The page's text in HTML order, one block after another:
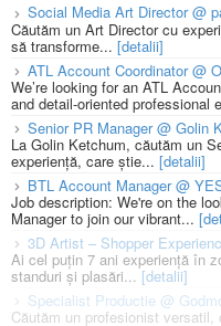
Social Media Art Director @
Căutăm un Art Director cu
să transforme... [detalii]
ATL Account Coordinator @
We’re looking for an ATL
and detail-oriented professional
Senior PR Manager @ Golin
La Golin Ketchum, căutăm un
experiență, care știe... [detalii]
BTL Account Manager @
Job description: We're on the
Manager to join our vibrant...
3D Artist – Shopper
Ai cel puțin 7 ani experiență în
standuri și plasări...[detalii]
Specialist Productie @
Căutăm un profesionist